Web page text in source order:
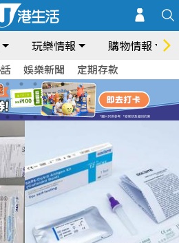
玩樂情報 購物情報
娛樂新聞 定期存款